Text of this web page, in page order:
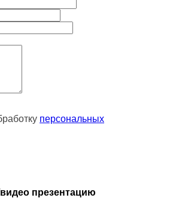
персональныx
презентацию